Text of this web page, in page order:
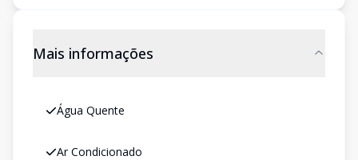
Mais informações
Água Quente
Ar Condicionado